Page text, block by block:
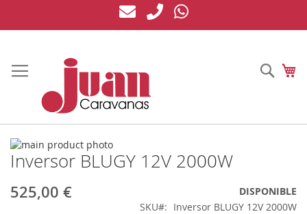
contenido
Inversor BLUGY 12V 2000W
525,00 €
DISPONIBLE
SKU
Inversor BLUGY 12V 2000W
Saltar
al
final
de
la
Saltar
al
comienzo
de